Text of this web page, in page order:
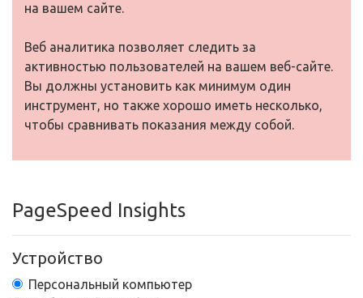
на вашем сайте.
Веб аналитика позволяет следить за
активностью пользователей на вашем веб-сайте.
Вы должны установить как минимум один
инструмент, но также хорошо иметь несколько,
чтобы сравнивать показания между собой.
PageSpeed Insights
Устройство
Персональный компьютер